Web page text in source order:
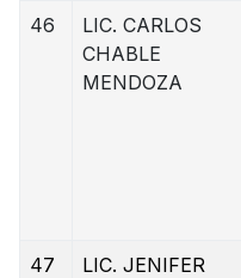
46
LIC. CARLOS
CHABLE
MENDOZA
47
LIC. JENIFER